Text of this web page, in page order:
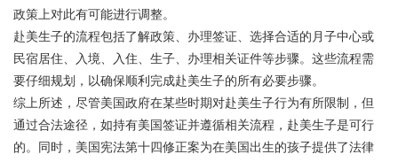
政策上对此有可能进行调整。
赴美生子的流程包括了解政策、办理签证、选择合适的月子中心或
民宿居住、入境、入住、生子、办理相关证件等步骤。这些流程需
要仔细规划，以确保顺利完成赴美生子的所有必要步骤。
综上所述，尽管美国政府在某些时期对赴美生子行为有所限制，但
通过合法途径，如持有美国签证并遵循相关流程，赴美生子是可行
的。同时，美国宪法第十四修正案为在美国出生的孩子提供了法律